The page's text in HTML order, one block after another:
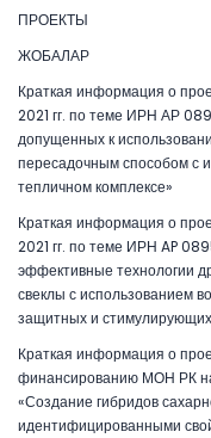
ПРОЕКТЫ
ЖОБАЛАР
Краткая информация о
2021 гг. по теме ИРН АР
допущенных к
пересадочным способом с
тепличном комплексе»
Краткая информация о
2021 гг. по теме ИРН AP
эффективные технологии
свеклы с использованием
защитных и
Краткая информация о
финансированию МОН РК
«Создание гибридов
идентифицированными